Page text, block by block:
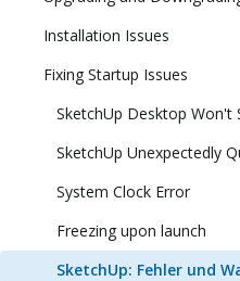
Installation Issues
Fixing Startup Issues
SketchUp Desktop Won't
SketchUp Unexpectedly
System Clock Error
Freezing upon launch
SketchUp: Fehler und